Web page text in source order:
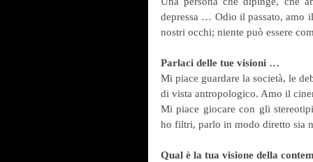
depressa … Odio il passato, amo
nostri occhi; niente può essere
Parlaci delle tue visioni …
Mi piace guardare la società, le
di vista antropologico. Amo il
Mi piace giocare con gli
ho filtri, parlo in modo diretto sia
Qual è la tua visione della